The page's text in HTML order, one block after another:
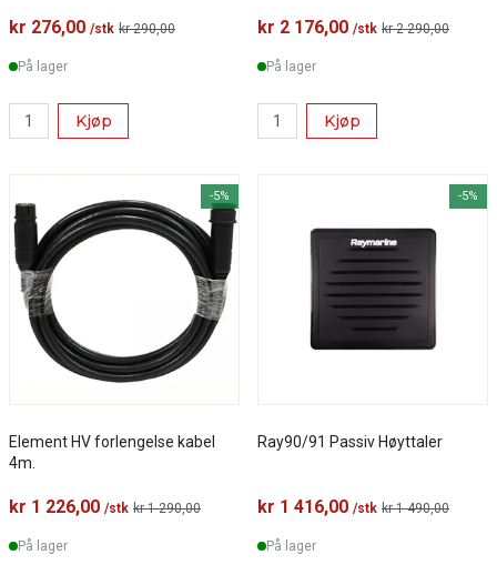
kr 276,00 /stk kr 290,00
På lager
Kjøp
kr 2 176,00 /stk kr 2 290,00
På lager
Kjøp
-5%
Element HV forlengelse kabel
4m.
kr 1 226,00 /stk kr 1 290,00
På lager
-5%
Ray90/91 Passiv Høyttaler
kr 1 416,00 /stk kr 1 490,00
På lager